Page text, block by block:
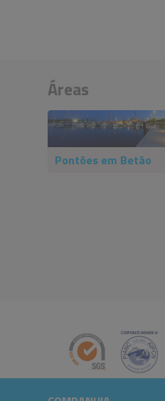
Áreas
Pontões em Betão